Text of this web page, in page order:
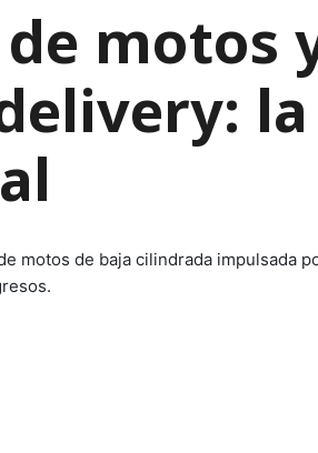
motos
motos de baja cilindrada impulsada